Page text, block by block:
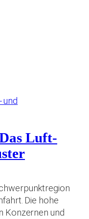
Luft-
Die hohe
Konzernen und